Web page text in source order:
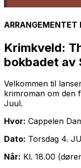
ARRANGEMENTET
Krimkveld:
bokbadet av
Velkommen til
krimroman om den
Juul.
Hvor: Cappelen
Dato: Torsdag 4.
Når: Kl. 18.00